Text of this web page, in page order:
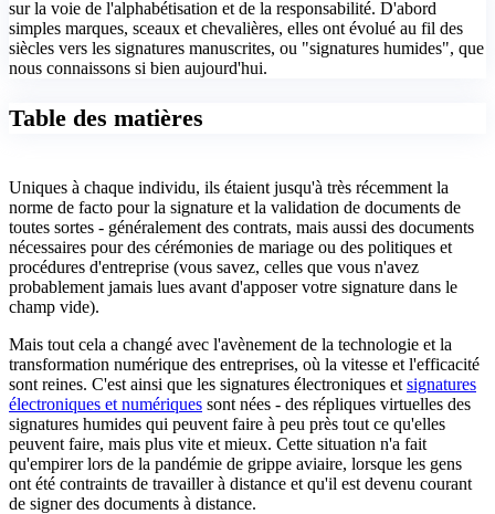
sur la voie de l'alphabétisation et de la responsabilité. D'abord
simples marques, sceaux et chevalières, elles ont évolué au fil des
siècles vers les signatures manuscrites, ou "signatures humides", que
nous connaissons si bien aujourd'hui.
Table des matières
Uniques à chaque individu, ils étaient jusqu'à très récemment la
norme de facto pour la signature et la validation de documents de
toutes sortes - généralement des contrats, mais aussi des documents
nécessaires pour des cérémonies de mariage ou des politiques et
procédures d'entreprise (vous savez, celles que vous n'avez
probablement jamais lues avant d'apposer votre signature dans le
champ vide).
Mais tout cela a changé avec l'avènement de la technologie et la
transformation numérique des entreprises, où la vitesse et l'efficacité
sont reines. C'est ainsi que les signatures électroniques et signatures
électroniques et numériques sont nées - des répliques virtuelles des
signatures humides qui peuvent faire à peu près tout ce qu'elles
peuvent faire, mais plus vite et mieux. Cette situation n'a fait
qu'empirer lors de la pandémie de grippe aviaire, lorsque les gens
ont été contraints de travailler à distance et qu'il est devenu courant
de signer des documents à distance.